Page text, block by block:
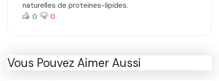
naturelles de proteines-lipides.
0 0
Vous Pouvez Aimer Aussi